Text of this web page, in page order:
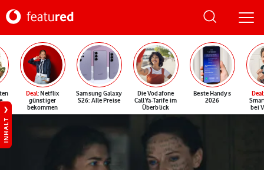
Deal: Netflix
günstiger
bekommen
Samsung Galaxy
S26: Alle Preise
Die Vodafone
CallYa-Tarife im
Überblick
Beste Handys
2026
Deal
bei
INHALT